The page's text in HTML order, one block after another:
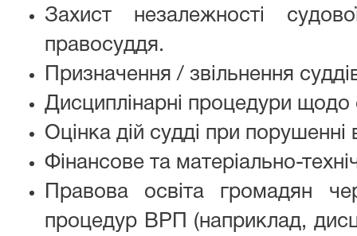
Захист незалежності
правосуддя.
Призначення / звільнення
Дисциплінарні процедури щодо
Оцінка дій судді при порушенні
Фінансове та матеріально-
Правова освіта громадян
процедур ВРП (наприклад,